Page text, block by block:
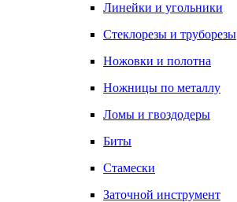
Линейки и угольники
Стеклорезы и труборезы
Ножовки и полотна
Ножницы по металлу
Ломы и гвоздодеры
Биты
Стамески
Заточной инструмент